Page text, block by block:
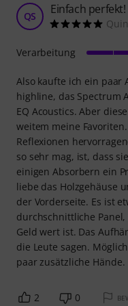
QS Einfach perfekt!
Also kaufte ich ein paar
highline, das Spectrum
EQ Acoustics. Aber
weitem meine
Reflexionen
so sehr mag, ist, dass
einigen Absorbern ein
liebe das Holzgehäuse
der Vorderseite. Es ist
durchschnittliche
Geld wert ist. Das
die Leute sagen.
paar zusätzliche Hände.
Verarbeitung
2 0